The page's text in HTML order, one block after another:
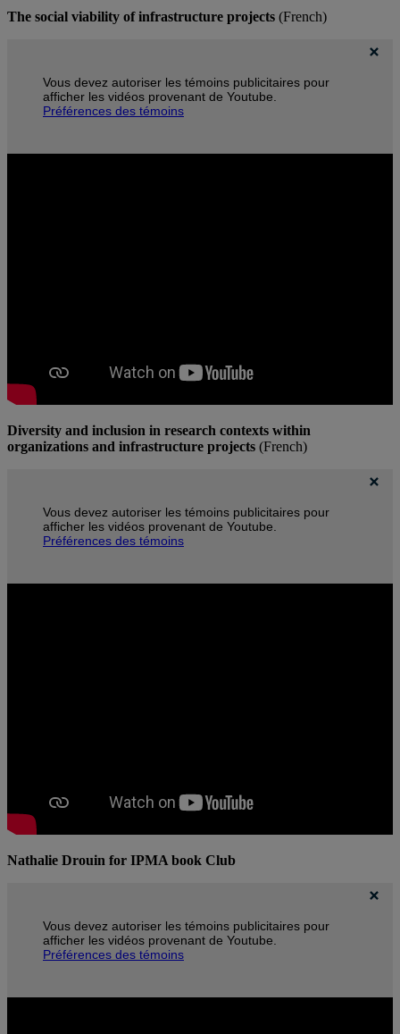
The social viability of infrastructure projects (French)
Vous devez autoriser les témoins publicitaires pour
afficher les vidéos provenant de Youtube.
Préférences des témoins
Diversity and inclusion in research contexts within
organizations and infrastructure projects (French)
Vous devez autoriser les témoins publicitaires pour
afficher les vidéos provenant de Youtube.
Préférences des témoins
Nathalie Drouin for IPMA book Club
Vous devez autoriser les témoins publicitaires pour
afficher les vidéos provenant de Youtube.
Préférences des témoins